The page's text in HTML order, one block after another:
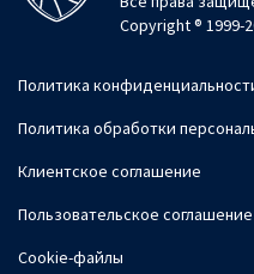
Copyright ® 1999-
Политика
Политика обработки
Клиентское соглашение
Пользовательское соглашение
Cookie-файлы